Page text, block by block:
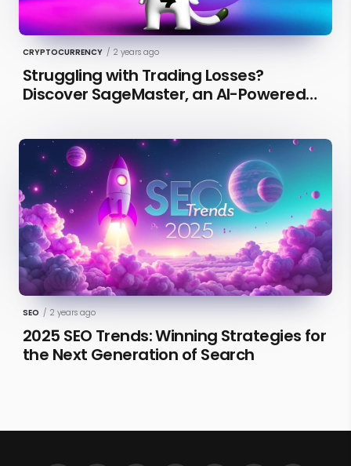
CRYPTOCURRENCY / 2 years ago
Struggling with Trading Losses?
Discover SageMaster, an AI-Powered
SEO / 2 years ago
2025 SEO Trends: Winning Strategies for
the Next Generation of Search